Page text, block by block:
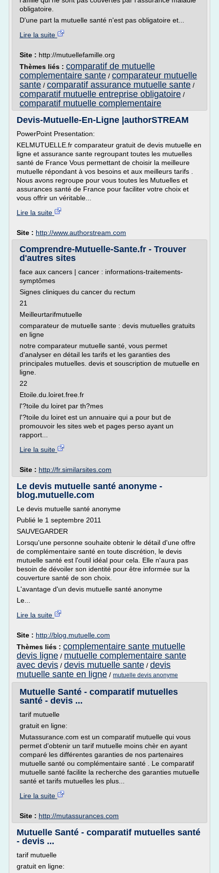
obligatoire.
D'une part la mutuelle santé n'est pas obligatoire et...
Lire la suite
Site : http://mutuellefamille.org
Thèmes liés : comparatif de mutuelle
complementaire sante / comparateur mutuelle
sante / comparatif assurance mutuelle sante /
comparatif mutuelle entreprise obligatoire /
comparatif mutuelle complementaire
Devis-Mutuelle-En-Ligne |authorSTREAM
PowerPoint Presentation:
KELMUTUELLE.fr comparateur gratuit de devis mutuelle en
ligne et assurance sante regroupant toutes les mutuelles
santé de France Vous permettant de choisir la meilleure
mutuelle répondant à vos besoins et aux meilleurs tarifs .
Nous avons regroupe pour vous toutes les Mutuelles et
assurances santé de France pour faciliter votre choix et
vous offrir un véritable...
Lire la suite
Site : http://www.authorstream.com
Comprendre-Mutuelle-Sante.fr - Trouver
d'autres sites
face aux cancers | cancer : informations-traitements-
symptômes
Signes cliniques du cancer du rectum
21
Meilleurtarifmutuelle
comparateur de mutuelle sante : devis mutuelles gratuits
en ligne
notre comparateur mutuelle santé, vous permet
d'analyser en détail les tarifs et les garanties des
principales mutuelles. devis et souscription de mutuelle en
ligne.
22
Etoile.du.loiret.free.fr
l'?toile du loiret par th?mes
l'?toile du loiret est un annuaire qui a pour but de
promouvoir les sites web et pages perso ayant un
rapport...
Lire la suite
Site : http://fr.similarsites.com
Le devis mutuelle santé anonyme -
blog.mutuelle.com
Le devis mutuelle santé anonyme
Publié le 1 septembre 2011
SAUVEGARDER
Lorsqu'une personne souhaite obtenir le détail d'une offre
de complémentaire santé en toute discrétion, le devis
mutuelle santé est l'outil idéal pour cela. Elle n'aura pas
besoin de dévoiler son identité pour être informée sur la
couverture santé de son choix.
L'avantage d'un devis mutuelle santé anonyme
Le...
Lire la suite
Site : http://blog.mutuelle.com
Thèmes liés : complementaire sante mutuelle
devis ligne / mutuelle complementaire sante
avec devis / devis mutuelle sante / devis
mutuelle sante en ligne / mutuelle devis anonyme
Mutuelle Santé - comparatif mutuelles
santé - devis ...
tarif mutuelle
gratuit en ligne:
Mutassurance.com est un comparatif mutuelle qui vous
permet d'obtenir un tarif mutuelle moins chèr en ayant
comparé les différentes garanties de nos partenaires
mutuelle santé ou complémentaire santé . Le comparatif
mutuelle santé facilite la recherche des garanties mutuelle
santé et tarifs mutuelles les plus...
Lire la suite
Site : http://mutassurances.com
Mutuelle Santé - comparatif mutuelles santé
- devis ...
tarif mutuelle
gratuit en ligne: